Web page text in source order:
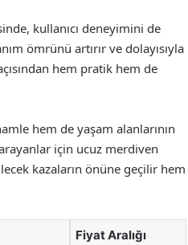
kullanıcı deneyimini de
ömrünü artırır ve dolayısıyla
hem pratik hem de
hem de yaşam alanlarının
için ucuz merdiven
kazaların önüne geçilir hem
Fiyat Aralığı